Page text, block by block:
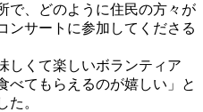
で、どのように住民の方々が
ンサートに参加してくださる
しくて楽しいボランティア
べてもらえるのが嬉しい」と
た。